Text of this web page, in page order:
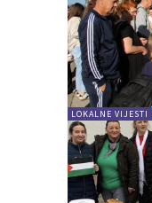
LOKALNE VIJESTI